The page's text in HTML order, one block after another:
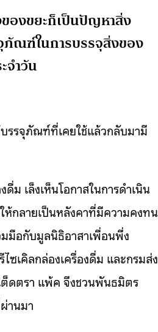
องขยะก็เป็นปัญหาสิ่ง
ภัณฑ์ในการบรรจุสิ่งของ
จำวัน
บรรจุภัณฑ์ที่เคยใช้แล้วกลับมามี
เล็งเห็นโอกาสในการดำเนิน
ห้กลายเป็นหลังคาที่มีความคงทน
มมือกับมูลนิธิอาสาเพื่อนพึ่ง
ซเคิลกล่องเครื่องดื่ม และกรมส่ง
ต็ดตรา แพ้ค จึงชวนพันธมิตร
านมา